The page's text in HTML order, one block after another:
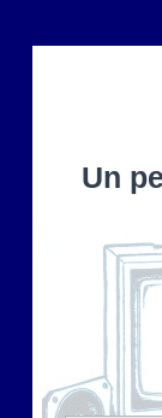
Un